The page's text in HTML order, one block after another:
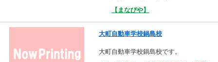
【まなびや】
大町自動車学校鍋島校
大町自動車学校鍋島校です。